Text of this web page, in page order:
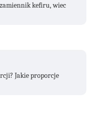
kefiru, wiec
Jakie proporcje